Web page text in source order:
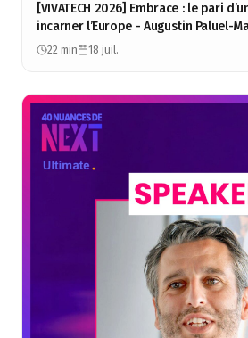
[VIVATECH 2026] Embrace : le pari
incarner l’Europe - Augustin Paluel-
22 min 18 juil.